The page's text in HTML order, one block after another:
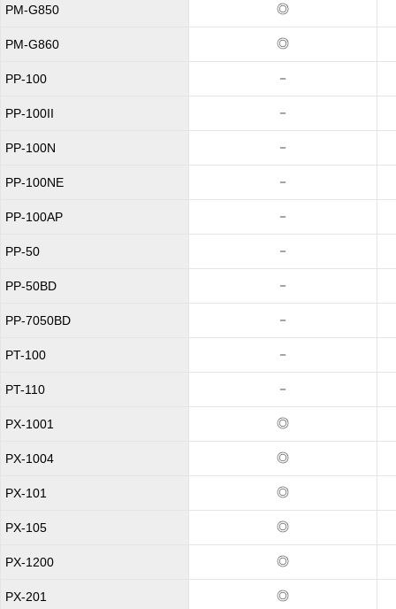
PM-G850 ◎
PM-G860 ◎
PP-100 －
PP-100II －
PP-100N －
PP-100NE －
PP-100AP －
PP-50 －
PP-50BD －
PP-7050BD －
PT-100 －
PT-110 －
PX-1001 ◎
PX-1004 ◎
PX-101 ◎
PX-105 ◎
PX-1200 ◎
PX-201 ◎